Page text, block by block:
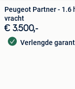
Peugeot Partner - 1.6
vracht
€ 3.500,-
Verlengde